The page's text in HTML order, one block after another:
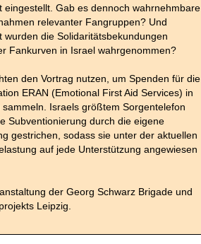
eingestellt. Gab es dennoch wahrnehmbare
relevanter Fangruppen? Und
wurden die Solidaritätsbekundungen
Fankurven in Israel wahrgenommen?
den Vortrag nutzen, um Spenden für die
ERAN (Emotional First Aid Services) in
sammeln. Israels größtem Sorgentelefon
Subventionierung durch die eigene
gestrichen, sodass sie unter der aktuellen
auf jede Unterstützung angewiesen
der Georg Schwarz Brigade und
Leipzig.